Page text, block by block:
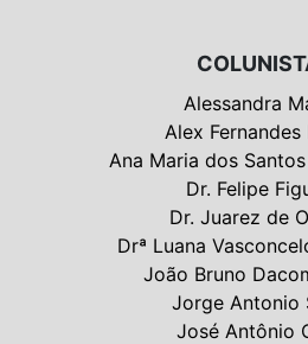
Alessandra
Alex Fernandes
Ana Maria dos
Dr. Felipe
Dr. Juarez de
Drª Luana
João Bruno
Jorge Antonio
José Antônio